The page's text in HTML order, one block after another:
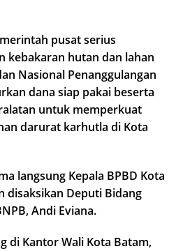
pusat serius
kebakaran hutan dan lahan
Nasional Penanggulangan
dana siap pakai beserta
untuk memperkuat
darurat karhutla di Kota
langsung Kepala BPBD Kota
disaksikan Deputi Bidang
Andi Eviana.
di Kantor Wali Kota Batam,